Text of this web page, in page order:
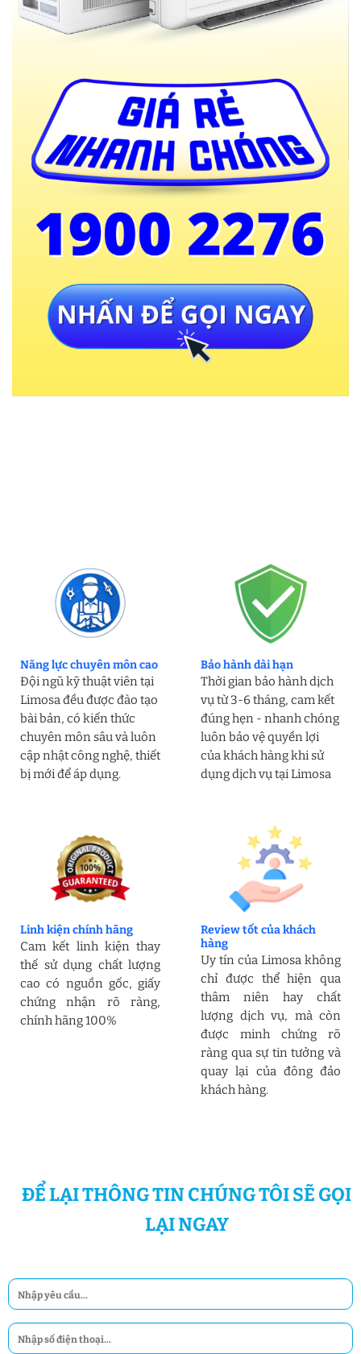
Năng lực chuyên môn cao
Đội ngũ kỹ thuật viên tại
Limosa đều được đào tạo
bài bản, có kiến thức
chuyên môn sâu và luôn
cập nhật công nghệ, thiết
bị mới để áp dụng.
Bảo hành dài hạn
Thời gian bảo hành dịch
vụ từ 3-6 tháng, cam kết
đúng hẹn - nhanh chóng
luôn bảo vệ quyền lợi
của khách hàng khi sử
dụng dịch vụ tại Limosa
Linh kiện chính hãng
Cam kết linh kiện thay
thế sử dụng chất lượng
cao có nguồn gốc, giấy
chứng nhận rõ ràng,
chính hãng 100%
Review tốt của khách
hàng
Uy tín của Limosa không
chỉ được thể hiện qua
thâm niên hay chất
lượng dịch vụ, mà còn
được minh chứng rõ
ràng qua sự tin tưởng và
quay lại của đông đảo
khách hàng.
ĐỂ LẠI THÔNG TIN CHÚNG TÔI SẼ GỌI
LẠI NGAY